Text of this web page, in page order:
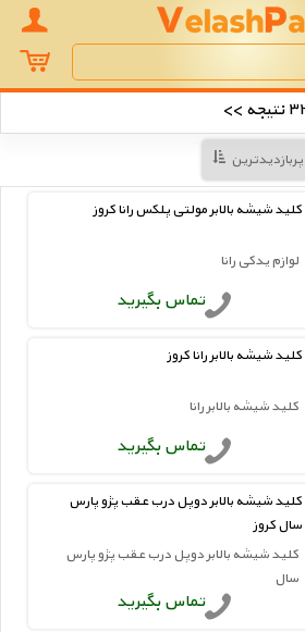
پربازدیدترین
کلید شیشه بالابر مولتی پلکس رانا کروز
لوازم یدکی رانا
تماس بگیرید
کلید شیشه بالابر رانا کروز
کلید شیشه بالابر رانا
تماس بگیرید
کلید شیشه بالابر دوپل درب عقب پژو پارس
سال کروز
کلید شیشه بالابر دوپل درب عقب پژو پارس
سال
تماس بگیرید